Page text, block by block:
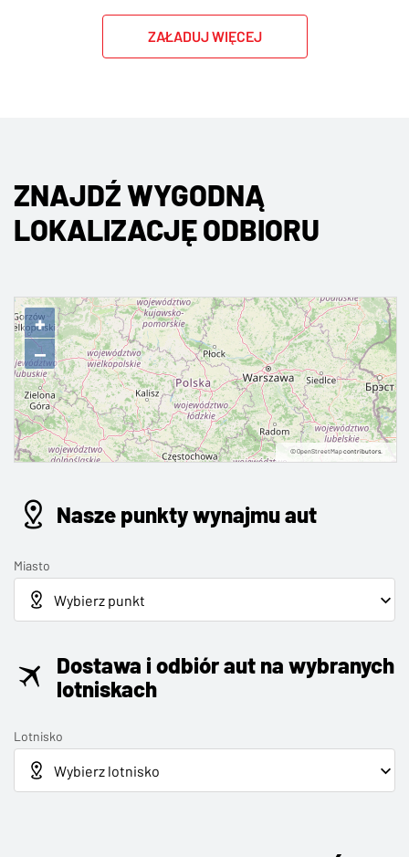
ZAŁADUJ WIĘCEJ
ZNAJDŹ WYGODNĄ
LOKALIZACJĘ ODBIORU
+
−
©OpenStreetMapcontributors.
Nasze punkty wynajmu aut
Miasto
Dostawa i odbiór aut na wybranych
lotniskach
Lotnisko